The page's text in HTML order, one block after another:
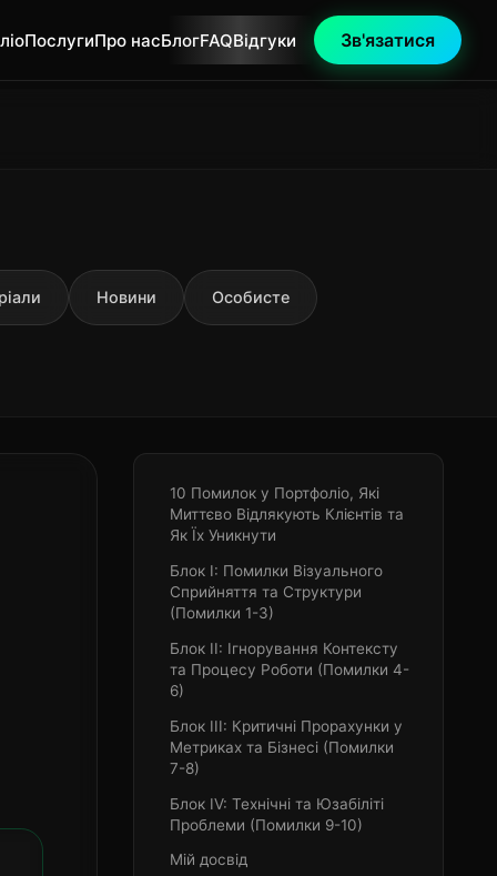
ПослугиПро насБлогFAQВідгуки Зв'язатися
Новини Особисте
10 Помилок у Портфоліо, Які
Миттєво Відлякують Клієнтів та
Як Їх Уникнути
Блок I: Помилки Візуального
Сприйняття та Структури
(Помилки 1-3)
Блок II: Ігнорування Контексту
та Процесу Роботи (Помилки 4-
6)
Блок III: Критичні Прорахунки у
Метриках та Бізнесі (Помилки
7-8)
Блок IV: Технічні та Юзабіліті
Проблеми (Помилки 9-10)
Мій досвід